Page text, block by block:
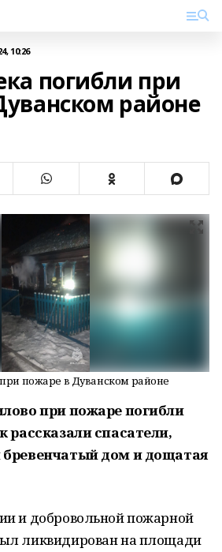
10:26
погибли при
районе
пожаре в Дуванском районе
при пожаре погибли
рассказали спасатели,
бревенчатый дом и дощатая
и добровольной пожарной
ликвидирован на площади